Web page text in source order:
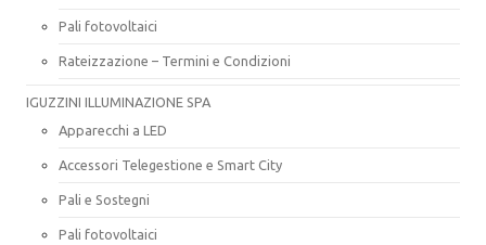
Pali fotovoltaici
Rateizzazione – Termini e Condizioni
IGUZZINI ILLUMINAZIONE SPA
Apparecchi a LED
Accessori Telegestione e Smart City
Pali e Sostegni
Pali fotovoltaici